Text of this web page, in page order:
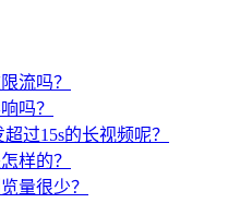
流吗？
吗？
过15s的长视频呢？
样的？
量很少？